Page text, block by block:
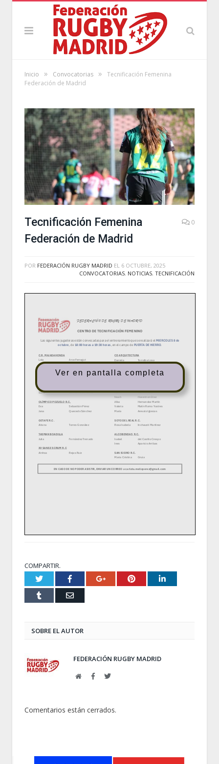
Inicio » Convocatorias »
Tecnificación Femenina
Federación de Madrid
Tecnificación Femenina
Federación de Madrid
0
POR FEDERACIÓN RUGBY MADRID EL 6 OCTUBRE, 2025
CONVOCATORIAS, NOTICIAS, TECNIFICACIÓN
Ver en pantalla completa
COMPARTIR.
Twitter Facebook Google+ Pinterest LinkedIn
Email
SOBRE EL AUTOR
FEDERACIÓN RUGBY MADRID
WebFacebookTwitter
Comentarios están cerrados.